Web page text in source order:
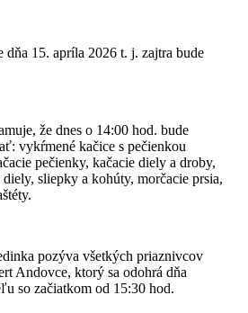
dňa 15. apríla 2026 t. j. zajtra bude
že dnes o 14:00 hod. bude
vykŕmené kačice s pečienkou
pečienky, kačacie diely a droby,
sliepky a kohúty, morčacie prsia,
pozýva všetkých priaznivcov
Andovce, ktorý sa odohrá dňa
so začiatkom od 15:30 hod.